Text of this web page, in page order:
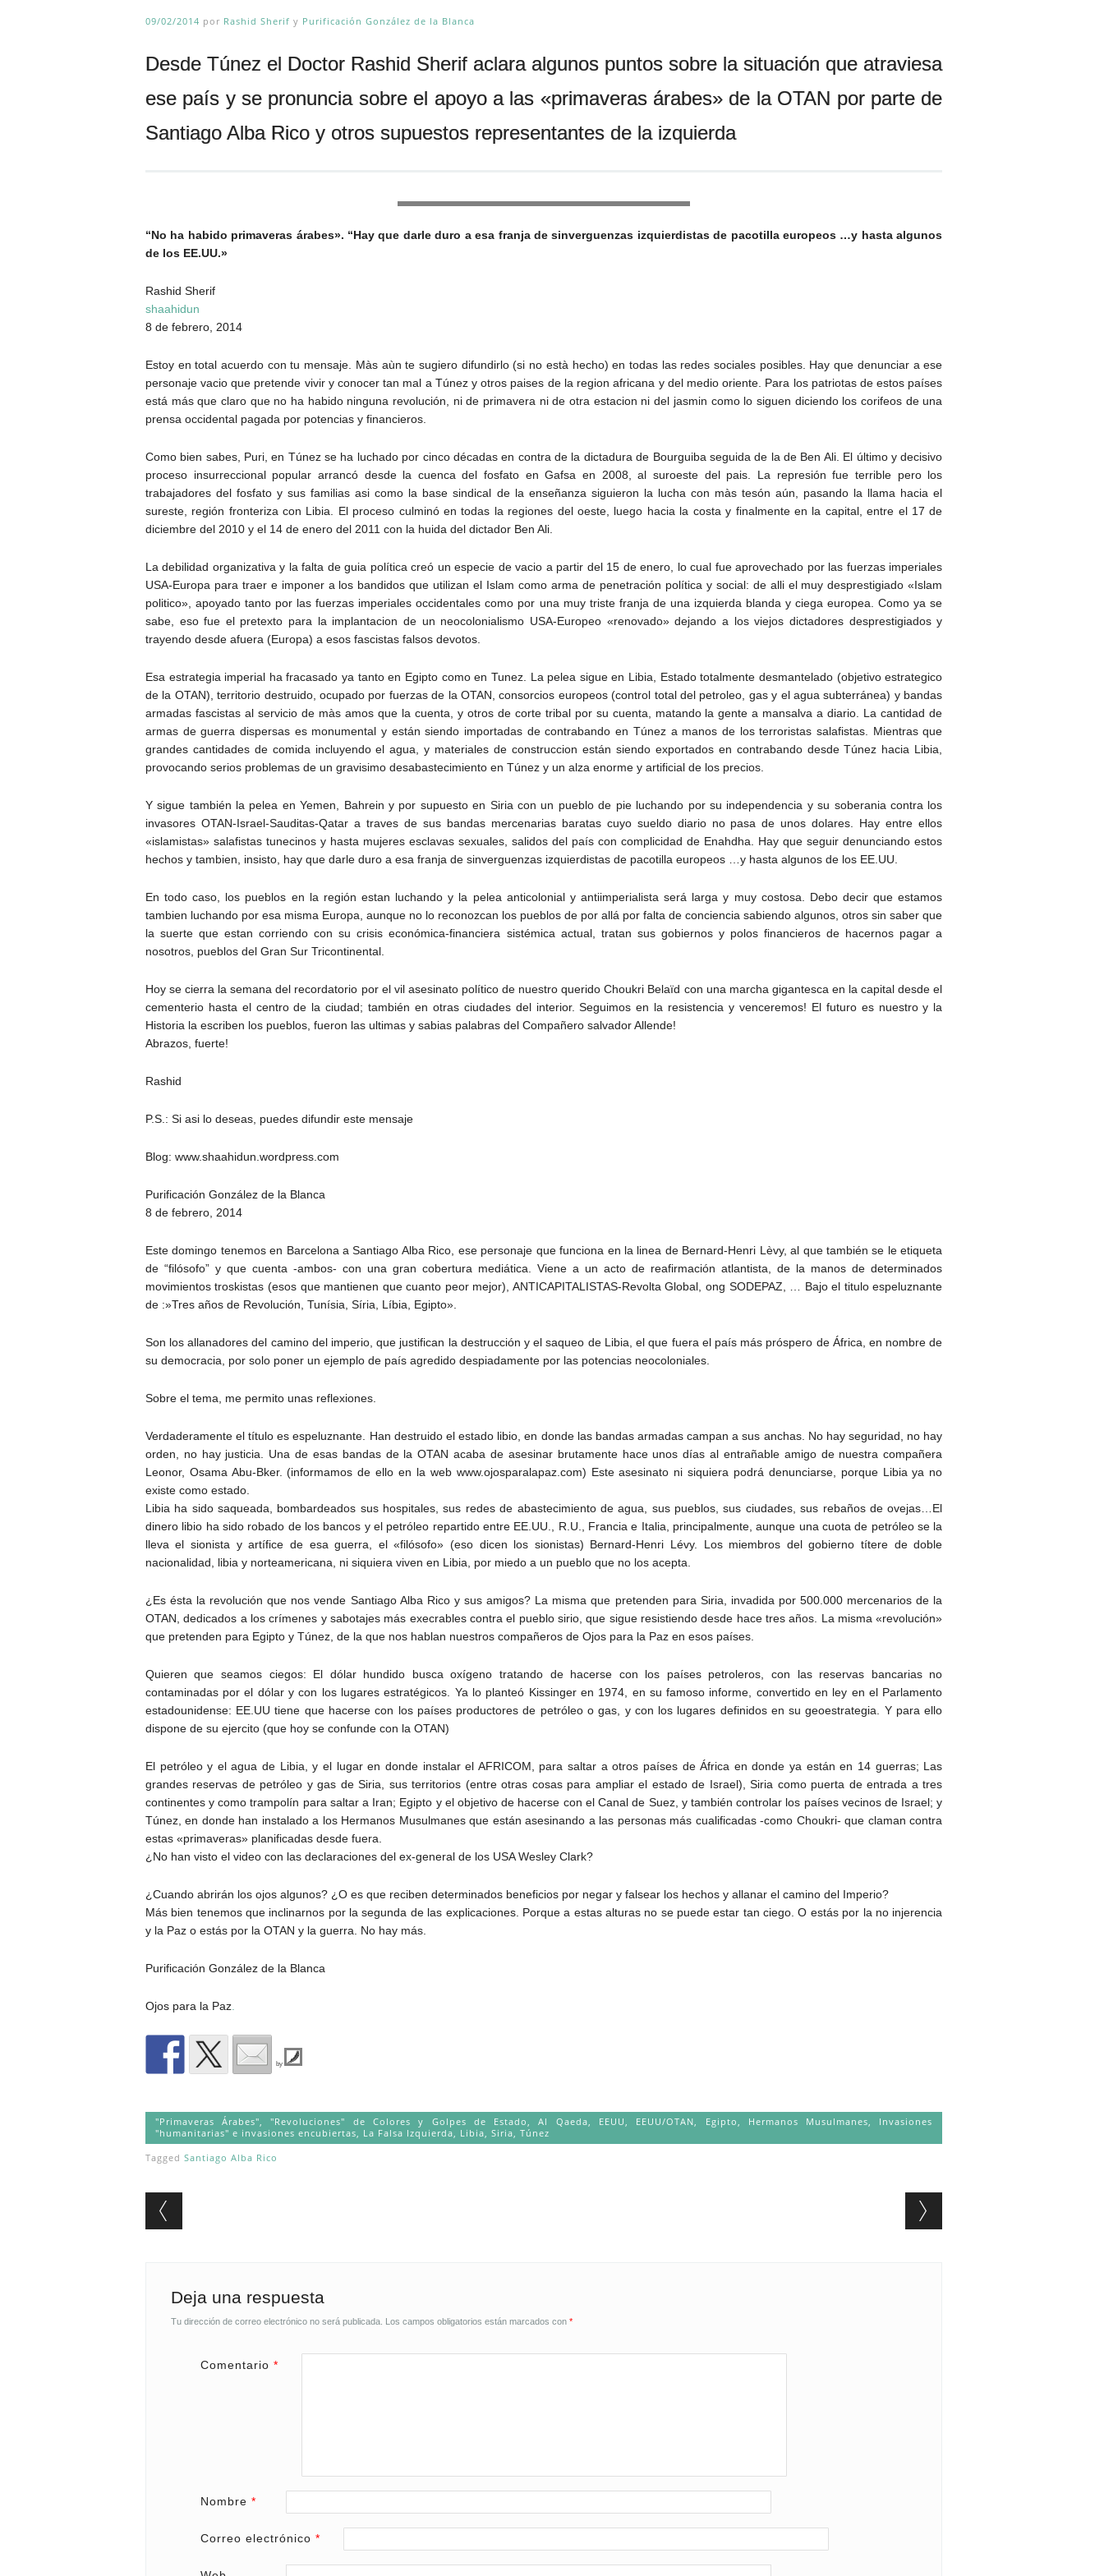
09/02/2014 por Rashid Sherif y Purificación González de la Blanca
Desde Túnez el Doctor Rashid Sherif aclara algunos puntos sobre la situación que atraviesa
ese país y se pronuncia sobre el apoyo a las «primaveras árabes» de la OTAN por parte de
Santiago Alba Rico y otros supuestos representantes de la izquierda
“No ha habido primaveras árabes». “Hay que darle duro a esa franja de sinverguenzas izquierdistas de pacotilla europeos …y hasta algunos
de los EE.UU.»
Rashid Sherif
shaahidun
8 de febrero, 2014
Estoy en total acuerdo con tu mensaje. Màs aùn te sugiero difundirlo (si no està hecho) en todas las redes sociales posibles. Hay que denunciar a ese
personaje vacio que pretende vivir y conocer tan mal a Túnez y otros paises de la region africana y del medio oriente. Para los patriotas de estos países
está más que claro que no ha habido ninguna revolución, ni de primavera ni de otra estacion ni del jasmin como lo siguen diciendo los corifeos de una
prensa occidental pagada por potencias y financieros.
Como bien sabes, Puri, en Túnez se ha luchado por cinco décadas en contra de la dictadura de Bourguiba seguida de la de Ben Ali. El último y decisivo
proceso insurreccional popular arrancó desde la cuenca del fosfato en Gafsa en 2008, al suroeste del pais. La represión fue terrible pero los
trabajadores del fosfato y sus familias asi como la base sindical de la enseñanza siguieron la lucha con màs tesón aún, pasando la llama hacia el
sureste, región fronteriza con Libia. El proceso culminó en todas la regiones del oeste, luego hacia la costa y finalmente en la capital, entre el 17 de
diciembre del 2010 y el 14 de enero del 2011 con la huida del dictador Ben Ali.
La debilidad organizativa y la falta de guia política creó un especie de vacio a partir del 15 de enero, lo cual fue aprovechado por las fuerzas imperiales
USA-Europa para traer e imponer a los bandidos que utilizan el Islam como arma de penetración política y social: de alli el muy desprestigiado «Islam
politico», apoyado tanto por las fuerzas imperiales occidentales como por una muy triste franja de una izquierda blanda y ciega europea. Como ya se
sabe, eso fue el pretexto para la implantacion de un neocolonialismo USA-Europeo «renovado» dejando a los viejos dictadores desprestigiados y
trayendo desde afuera (Europa) a esos fascistas falsos devotos.
Esa estrategia imperial ha fracasado ya tanto en Egipto como en Tunez. La pelea sigue en Libia, Estado totalmente desmantelado (objetivo estrategico
de la OTAN), territorio destruido, ocupado por fuerzas de la OTAN, consorcios europeos (control total del petroleo, gas y el agua subterránea) y bandas
armadas fascistas al servicio de màs amos que la cuenta, y otros de corte tribal por su cuenta, matando la gente a mansalva a diario. La cantidad de
armas de guerra dispersas es monumental y están siendo importadas de contrabando en Túnez a manos de los terroristas salafistas. Mientras que
grandes cantidades de comida incluyendo el agua, y materiales de construccion están siendo exportados en contrabando desde Túnez hacia Libia,
provocando serios problemas de un gravisimo desabastecimiento en Túnez y un alza enorme y artificial de los precios.
Y sigue también la pelea en Yemen, Bahrein y por supuesto en Siria con un pueblo de pie luchando por su independencia y su soberania contra los
invasores OTAN-Israel-Sauditas-Qatar a traves de sus bandas mercenarias baratas cuyo sueldo diario no pasa de unos dolares. Hay entre ellos
«islamistas» salafistas tunecinos y hasta mujeres esclavas sexuales, salidos del país con complicidad de Enahdha. Hay que seguir denunciando estos
hechos y tambien, insisto, hay que darle duro a esa franja de sinverguenzas izquierdistas de pacotilla europeos …y hasta algunos de los EE.UU.
En todo caso, los pueblos en la región estan luchando y la pelea anticolonial y antiimperialista será larga y muy costosa. Debo decir que estamos
tambien luchando por esa misma Europa, aunque no lo reconozcan los pueblos de por allá por falta de conciencia sabiendo algunos, otros sin saber que
la suerte que estan corriendo con su crisis económica-financiera sistémica actual, tratan sus gobiernos y polos financieros de hacernos pagar a
nosotros, pueblos del Gran Sur Tricontinental.
Hoy se cierra la semana del recordatorio por el vil asesinato político de nuestro querido Choukri Belaïd con una marcha gigantesca en la capital desde el
cementerio hasta el centro de la ciudad; también en otras ciudades del interior. Seguimos en la resistencia y venceremos! El futuro es nuestro y la
Historia la escriben los pueblos, fueron las ultimas y sabias palabras del Compañero salvador Allende!
Abrazos, fuerte!
Rashid
P.S.: Si asi lo deseas, puedes difundir este mensaje
Blog: www.shaahidun.wordpress.com
Purificación González de la Blanca
8 de febrero, 2014
Este domingo tenemos en Barcelona a Santiago Alba Rico, ese personaje que funciona en la linea de Bernard-Henri Lèvy, al que también se le etiqueta
de “filósofo” y que cuenta -ambos- con una gran cobertura mediática. Viene a un acto de reafirmación atlantista, de la manos de determinados
movimientos troskistas (esos que mantienen que cuanto peor mejor), ANTICAPITALISTAS-Revolta Global, ong SODEPAZ, … Bajo el titulo espeluznante
de :»Tres años de Revolución, Tunísia, Síria, Líbia, Egipto».
Son los allanadores del camino del imperio, que justifican la destrucción y el saqueo de Libia, el que fuera el país más próspero de África, en nombre de
su democracia, por solo poner un ejemplo de país agredido despiadamente por las potencias neocoloniales.
Sobre el tema, me permito unas reflexiones.
Verdaderamente el título es espeluznante. Han destruido el estado libio, en donde las bandas armadas campan a sus anchas. No hay seguridad, no hay
orden, no hay justicia. Una de esas bandas de la OTAN acaba de asesinar brutamente hace unos días al entrañable amigo de nuestra compañera
Leonor, Osama Abu-Bker. (informamos de ello en la web www.ojosparalapaz.com) Este asesinato ni siquiera podrá denunciarse, porque Libia ya no
existe como estado.
Libia ha sido saqueada, bombardeados sus hospitales, sus redes de abastecimiento de agua, sus pueblos, sus ciudades, sus rebaños de ovejas…El
dinero libio ha sido robado de los bancos y el petróleo repartido entre EE.UU., R.U., Francia e Italia, principalmente, aunque una cuota de petróleo se la
lleva el sionista y artífice de esa guerra, el «filósofo» (eso dicen los sionistas) Bernard-Henri Lévy. Los miembros del gobierno títere de doble
nacionalidad, libia y norteamericana, ni siquiera viven en Libia, por miedo a un pueblo que no los acepta.
¿Es ésta la revolución que nos vende Santiago Alba Rico y sus amigos? La misma que pretenden para Siria, invadida por 500.000 mercenarios de la
OTAN, dedicados a los crímenes y sabotajes más execrables contra el pueblo sirio, que sigue resistiendo desde hace tres años. La misma «revolución»
que pretenden para Egipto y Túnez, de la que nos hablan nuestros compañeros de Ojos para la Paz en esos países.
Quieren que seamos ciegos: El dólar hundido busca oxígeno tratando de hacerse con los países petroleros, con las reservas bancarias no
contaminadas por el dólar y con los lugares estratégicos. Ya lo planteó Kissinger en 1974, en su famoso informe, convertido en ley en el Parlamento
estadounidense: EE.UU tiene que hacerse con los países productores de petróleo o gas, y con los lugares definidos en su geoestrategia. Y para ello
dispone de su ejercito (que hoy se confunde con la OTAN)
El petróleo y el agua de Libia, y el lugar en donde instalar el AFRICOM, para saltar a otros países de África en donde ya están en 14 guerras; Las
grandes reservas de petróleo y gas de Siria, sus territorios (entre otras cosas para ampliar el estado de Israel), Siria como puerta de entrada a tres
continentes y como trampolín para saltar a Iran; Egipto y el objetivo de hacerse con el Canal de Suez, y también controlar los países vecinos de Israel; y
Túnez, en donde han instalado a los Hermanos Musulmanes que están asesinando a las personas más cualificadas -como Choukri- que claman contra
estas «primaveras» planificadas desde fuera.
¿No han visto el video con las declaraciones del ex-general de los USA Wesley Clark?
¿Cuando abrirán los ojos algunos? ¿O es que reciben determinados beneficios por negar y falsear los hechos y allanar el camino del Imperio?
Más bien tenemos que inclinarnos por la segunda de las explicaciones. Porque a estas alturas no se puede estar tan ciego. O estás por la no injerencia
y la Paz o estás por la OTAN y la guerra. No hay más.
Purificación González de la Blanca
Ojos para la Paz.
by
"Primaveras Árabes", "Revoluciones" de Colores y Golpes de Estado ,Al Qaeda EEUU EEUU/OTAN Egipto Hermanos Musulmanes
Invasiones
"humanitarias" e invasiones encubiertas
La Falsa Izquierda Libia Siria Túnez
Tagged Santiago Alba Rico
Post navigation
Deja una respuesta
Tu dirección de correo electrónico no será publicada. Los campos obligatorios están marcados con *
Comentario*
Nombre*
Correo electrónico*